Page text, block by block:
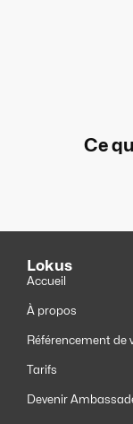
Ce
Lokus
Accueil
À propos
Référencement de
Tarifs
Devenir